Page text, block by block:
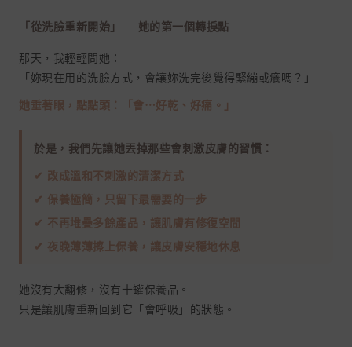
「從洗臉重新開始」──她的第一個轉捩點
那天，我輕輕問她：
「妳現在用的洗臉方式，會讓妳洗完後覺得緊繃或癢嗎？」
她垂著眼，點點頭：「會⋯好乾、好痛。」
於是，我們先讓她丟掉那些會刺激皮膚的習慣：
✔ 改成溫和不刺激的清潔方式
✔ 保養極簡，只留下最需要的一步
✔ 不再堆疊多餘產品，讓肌膚有修復空間
✔ 夜晚薄薄擦上保養，讓皮膚安穩地休息
她沒有大翻修，沒有十罐保養品。
只是讓肌膚重新回到它「會呼吸」的狀態。